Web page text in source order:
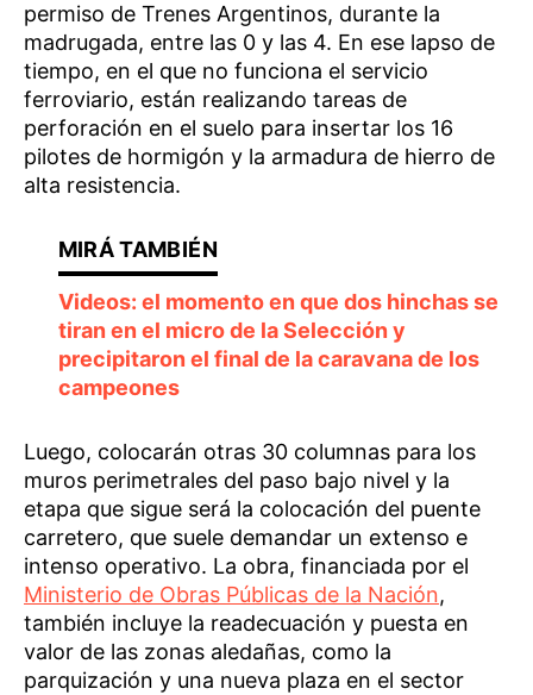
permiso de Trenes Argentinos, durante la
madrugada, entre las 0 y las 4. En ese lapso de
tiempo, en el que no funciona el servicio
ferroviario, están realizando tareas de
perforación en el suelo para insertar los 16
pilotes de hormigón y la armadura de hierro de
alta resistencia.
Videos: el momento en que dos hinchas se
tiran en el micro de la Selección y
precipitaron el final de la caravana de los
campeones
Luego, colocarán otras 30 columnas para los
muros perimetrales del paso bajo nivel y la
etapa que sigue será la colocación del puente
carretero, que suele demandar un extenso e
intenso operativo. La obra, financiada por el
Ministerio de Obras Públicas de la Nación,
también incluye la readecuación y puesta en
valor de las zonas aledañas, como la
parquización y una nueva plaza en el sector